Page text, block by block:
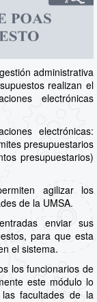
administrativa
realizan el
electrónicas
electrónicas:
presupuestarios
presupuestarios)
agilizar los
de la UMSA.
enviar sus
para que esta
el sistema.
los funcionarios de
este módulo lo
facultades de la